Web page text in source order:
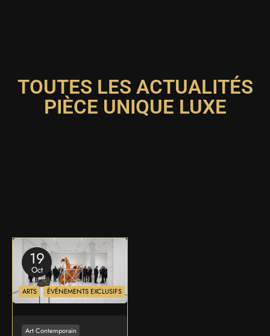
TOUTES LES ACTUALITÉS
PIÈCE UNIQUE LUXE
19
Oct
ARTS ÉVÉNEMENTS EXCLUSIFS
Art Contemporain